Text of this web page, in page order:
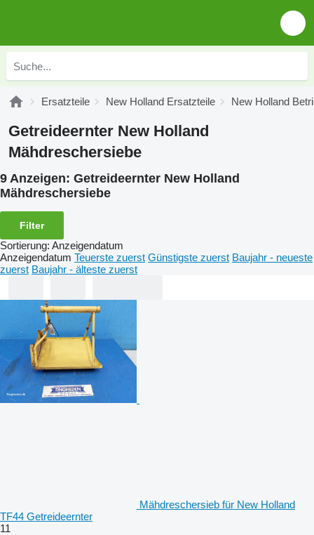
Ersatzteile New Holland Ersatzteile New Holland
Getreideernter New Holland
Mähdreschersiebe
9 Anzeigen: Getreideernter New Holland
Mähdreschersiebe
Filter
Sortierung: Anzeigendatum
Anzeigendatum Teuerste zuerst Günstigste zuerst Baujahr - neueste
zuerst Baujahr - älteste zuerst
Mähdreschersieb für New Holland
TF44 Getreideernter
11